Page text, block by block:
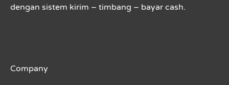
dengan sistem kirim – timbang – bayar cash.
Company